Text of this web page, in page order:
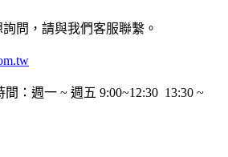
問，請與我們客服聯繫。
間：週一 ~ 週五 9:00~12:30 13:30 ~